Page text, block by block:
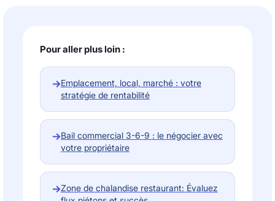
Pour aller plus loin :
→Emplacement, local, marché : votre
stratégie de rentabilité
→Bail commercial 3-6-9 : le négocier avec
votre propriétaire
→Zone de chalandise restaurant: Évaluez